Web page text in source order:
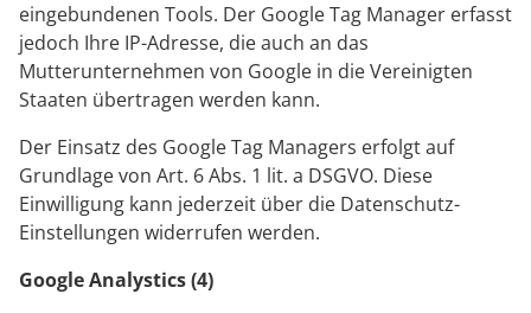
eingebundenen Tools. Der Google Tag Manager erfasst
jedoch Ihre IP-Adresse, die auch an das
Mutterunternehmen von Google in die Vereinigten
Staaten übertragen werden kann.
Der Einsatz des Google Tag Managers erfolgt auf
Grundlage von Art. 6 Abs. 1 lit. a DSGVO. Diese
Einwilligung kann jederzeit über die Datenschutz-
Einstellungen widerrufen werden.
Google Analystics (4)